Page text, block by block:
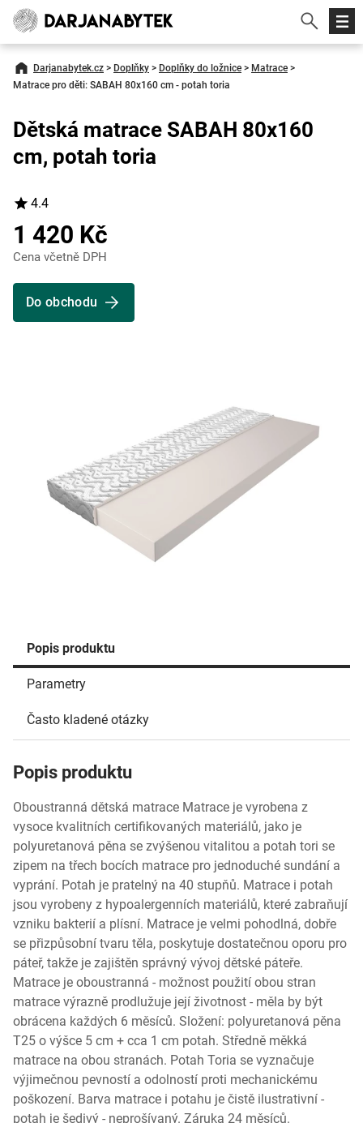
Darjanabytek.cz > Doplňky > Doplňky do ložnice > Matrace >
Matrace pro děti: SABAH 80x160 cm - potah toria
Popis produktu
Parametry
Často kladené otázky
Popis produktu
Oboustranná dětská matrace Matrace je vyrobena z
vysoce kvalitních certifikovaných materiálů, jako je
polyuretanová pěna se zvýšenou vitalitou a potah tori se
zipem na třech bocích matrace pro jednoduché sundání a
vyprání. Potah je pratelný na 40 stupňů. Matrace i potah
jsou vyrobeny z hypoalergenních materiálů, které zabraňují
vzniku bakterií a plísní. Matrace je velmi pohodlná, dobře
se přizpůsobní tvaru těla, poskytuje dostatečnou oporu pro
páteř, takže je zajištěn správný vývoj dětské páteře.
Matrace je oboustranná - možnost použití obou stran
matrace výrazně prodlužuje její životnost - měla by být
obrácena každých 6 měsíců. Složení: polyuretanová pěna
T25 o výšce 5 cm + cca 1 cm potah. Středně měkká
matrace na obou stranách. Potah Toria se vyznačuje
výjimečnou pevností a odolností proti mechanickému
poškození. Barva matrace i potahu je čistě ilustrativní -
potah je šedivý - neprošívaný. Záruka 24 měsíců.
Dětská matrace SABAH 80x160
cm, potah toria
4.4
1 420 Kč
Cena včetně DPH
Do obchodu